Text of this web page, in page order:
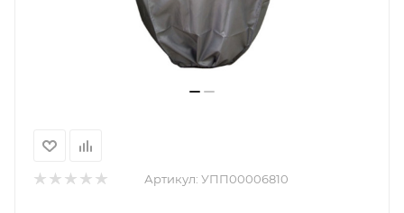
Артикул: УПП00006810